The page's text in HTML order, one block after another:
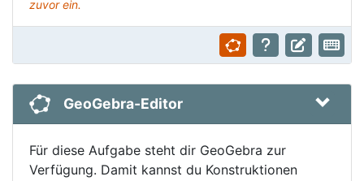
zuvor ein.
GeoGebra-Editor
Für diese Aufgabe steht dir GeoGebra zur
Verfügung. Damit kannst du Konstruktionen